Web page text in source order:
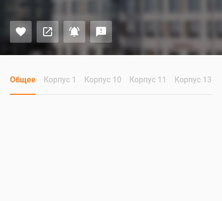
Общее Корпус 1 Корпус 10 Корпус 11 Корпус 13